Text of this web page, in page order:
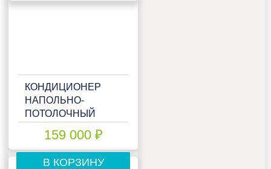
КОНДИЦИОНЕР
НАПОЛЬНО-
ПОТОЛОЧНЫЙ
FDE71VNP
159 000 ₽
В КОРЗИНУ